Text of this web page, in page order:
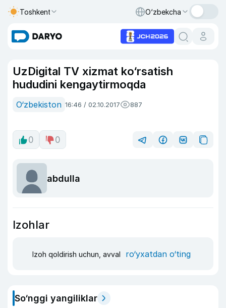
Toshkent O‘zbekcha
UzDigital TV xizmat ko‘rsatish
hududini kengaytirmoqda
O‘zbekiston 16:46 / 02.10.2017 887
0 0
abdulla
Izohlar
Izoh qoldirish uchun, avval ro‘yxatdan o‘ting
So‘nggi yangiliklar